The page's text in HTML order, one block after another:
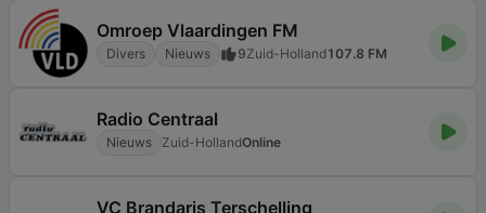
Omroep Vlaardingen FM
Divers Nieuws 9Zuid-Holland107.8 FM
Radio Centraal
Nieuws Zuid-HollandOnline
VC Brandaris Terschelling